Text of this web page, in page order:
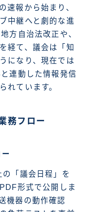
速報から始まり、
中継へと劇的な進
方自治法改正や、
経て、議会は「知
になり、現在では
連動した情報発信
れています。
務フロー
「議会日程」を
形式で公開しま
機器の動作確認